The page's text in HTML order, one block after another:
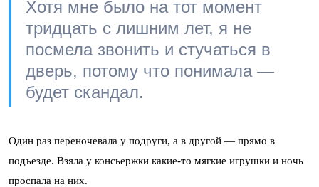
Хотя мне было на тот момент
тридцать с лишним лет, я не
посмела звонить и стучаться в
дверь, потому что понимала —
будет скандал.
Один раз переночевала у подруги, а в другой — прямо в
подъезде. Взяла у консьержки какие-то мягкие игрушки и ночь
проспала на них.